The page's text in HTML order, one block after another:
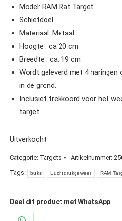
Model: RAM Rat Target
Schietdoel
Materiaal: Metaal
Hoogte : ca 20 cm
Breedte : ca. 19 cm
Wordt geleverd met 4
in de grond.
Inclusief trekkoord voor het
target.
Uitverkocht
Categorie: Targets Artikelnummer:
Tags: buks Luchtdrukgeweer RAM
Deel dit product met WhatsApp